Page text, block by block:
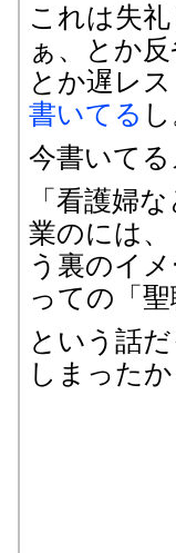
これは失
ぁ、とか反
とか遅レ
書いてる し
今書いて
「看護婦
業のには
う裏のイ
っての「
という話
しまった